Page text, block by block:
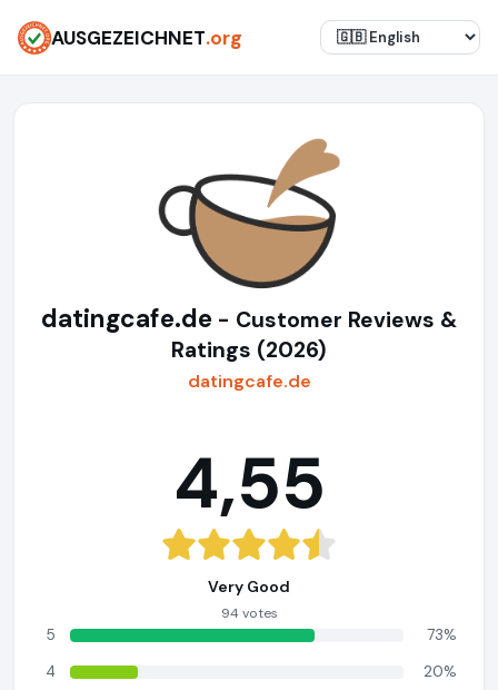
AUSGEZEICHNET.org
datingcafe.de - Customer Reviews &
Ratings (2026)
datingcafe.de
4,55
Very Good
94 votes
5
73%
4
20%